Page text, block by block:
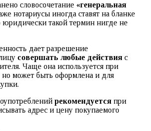
словосочетание «генеральная
нотариусы иногда ставят на бланке
юридически такой термин нигде не
дает разрешение
совершать любые действия с
Чаще она используется при
может быть оформлена и для
рекомендуется при
адрес и цену покупаемого